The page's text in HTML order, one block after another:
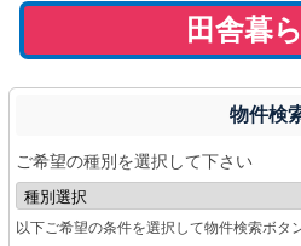
田舎暮
物件検
ご希望の種別を選択して下さい
以下ご希望の条件を選択して物件検索ボタ